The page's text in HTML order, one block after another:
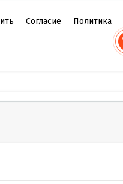
Согласие Политика